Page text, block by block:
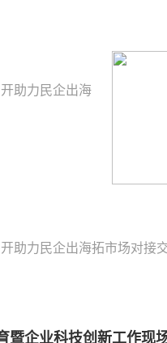
助力民企出海
助力民企出海拓市场对接
暨企业科技创新工作现